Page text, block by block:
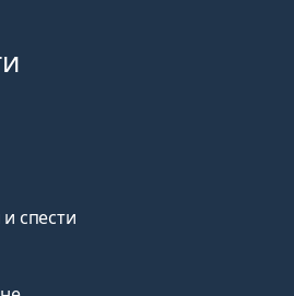
спести